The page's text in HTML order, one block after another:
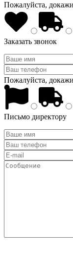
Пожалуйста,
Заказать звонок
Пожалуйста,
Письмо директору